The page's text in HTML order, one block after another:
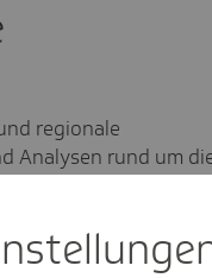
regionale
Analysen rund um
Hier
Online-Content für